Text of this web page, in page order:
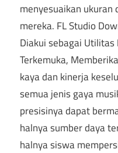
menyesuaikan ukuran
mereka. FL Studio
Diakui sebagai
Terkemuka,
kaya dan kinerja
semua jenis gaya
presisinya dapat
halnya sumber daya
halnya siswa